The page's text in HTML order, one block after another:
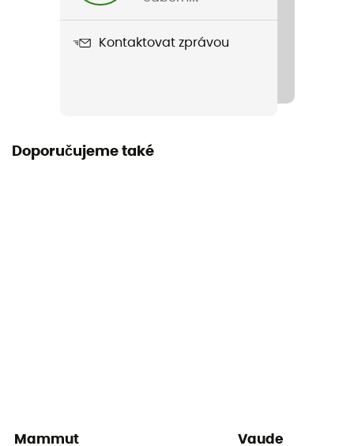
100% Polyester
36 x 26 x 12 cm (regular) / 44 x 32 x 14 cm (large)
Rozměry po složení
Kontaktovat zprávou
Doporučujeme také
Mammut Vaude